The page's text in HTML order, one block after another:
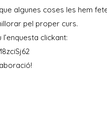
algunes coses les hem
pel proper curs.
clickant: